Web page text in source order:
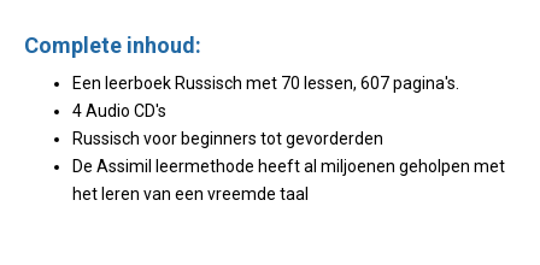
Complete inhoud:
Een leerboek Russisch met 70 lessen, 607 pagina's.
4 Audio CD's
Russisch voor beginners tot gevorderden
De Assimil leermethode heeft al miljoenen geholpen met
het leren van een vreemde taal